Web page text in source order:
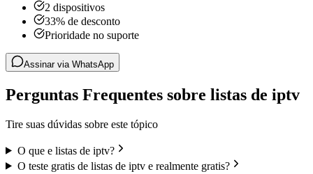
2 dispositivos
33% de desconto
Prioridade no suporte
Assinar via WhatsApp
Perguntas Frequentes sobre listas de iptv
Tire suas dúvidas sobre este tópico
O que e listas de iptv?
O teste gratis de listas de iptv e realmente gratis?